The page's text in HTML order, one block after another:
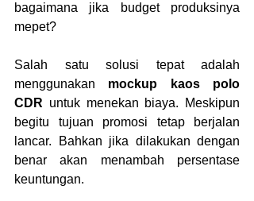
bagaimana jika budget produksinya
mepet?
Salah satu solusi tepat adalah
menggunakan mockup kaos polo
CDR untuk menekan biaya. Meskipun
begitu tujuan promosi tetap berjalan
lancar. Bahkan jika dilakukan dengan
benar akan menambah persentase
keuntungan.